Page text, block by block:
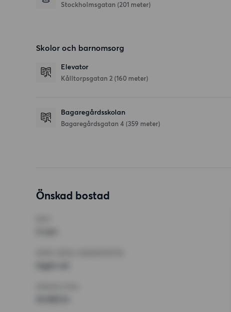
Stockholmsgatan (201 meter)
Skolor och barnomsorg
Elevator
Kålltorpsgatan 2 (160 meter)
Bagaregårdsskolan
Bagaregårdsgatan 4 (359 meter)
Önskad bostad